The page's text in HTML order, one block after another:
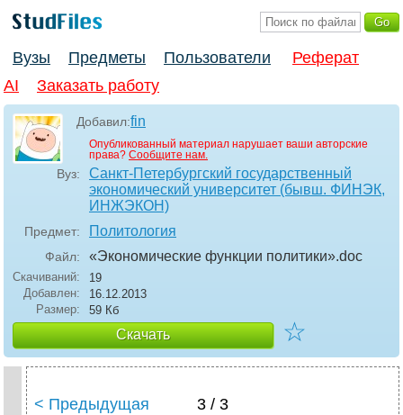
Вузы Предметы Пользователи
Реферат
AI
Заказать работу
Добавил:fin
Опубликованный материал нарушает ваши авторские
права? Сообщите нам.
Вуз:
Санкт-Петербургский государственный
экономический университет (бывш. ФИНЭК,
ИНЖЭКОН)
Предмет: Политология
Файл: «Экономические функции политики».doc
Скачиваний:
19
Добавлен:
16.12.2013
Размер:
59 Кб
Скачать ☆
< Предыдущая 3 / 3